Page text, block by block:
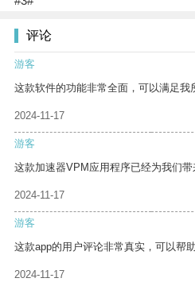
评论
游客
这款软件的功能非常全面，可以满足我
2024-11-17
游客
这款加速器VPM应用程序已经为我们带
2024-11-17
游客
这款app的用户评论非常真实，可以帮
2024-11-17